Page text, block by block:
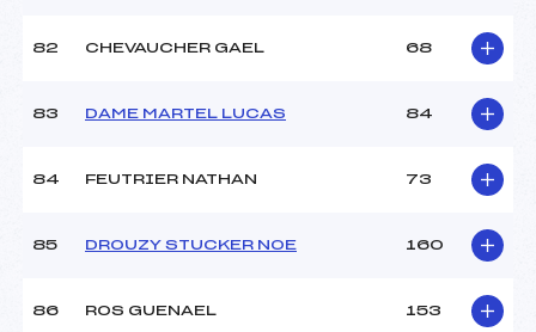
82 CHEVAUCHER GAEL 68
83 DAME MARTEL LUCAS 84
84 FEUTRIER NATHAN 73
85 DROUZY STUCKER NOE 160
86 ROS GUENAEL 153